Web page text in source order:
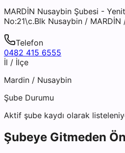
MARDİN Nusaybin Şubesi -
No:21\c.Blk Nusaybin / MARDİN
Telefon
0482 415 6555
İl / İlçe
Mardin / Nusaybin
Şube Durumu
Aktif şube kaydı olarak
Şubeye Gitmeden